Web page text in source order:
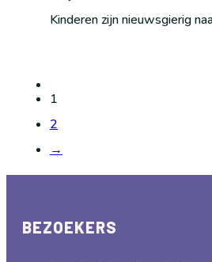
Kinderen zijn nieuwsgierig
1
2
→
BEZOEKERS